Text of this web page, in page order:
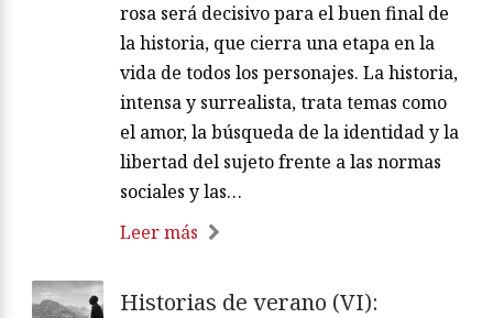
rosa será decisivo para el buen final de
la historia, que cierra una etapa en la
vida de todos los personajes. La historia,
intensa y surrealista, trata temas como
el amor, la búsqueda de la identidad y la
libertad del sujeto frente a las normas
sociales y las…
Leer más
Historias de verano (VI):